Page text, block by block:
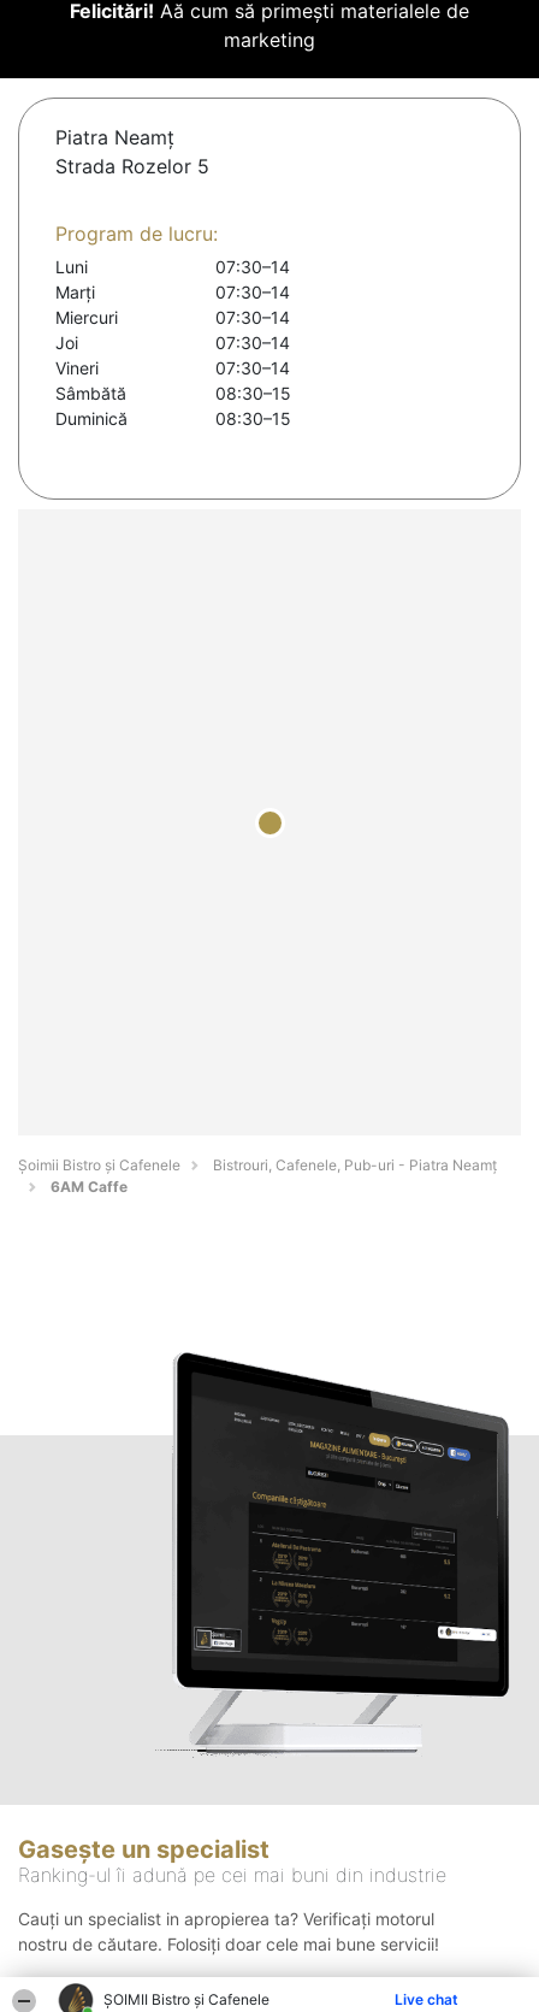
ȘOIMII Bistro și Cafenele Live chat
Felicitări! Aă cum să primești materialele de
marketing
Piatra Neamţ
Strada Rozelor 5
Program de lucru:
Luni
07:30–14
Marți
07:30–14
Miercuri
07:30–14
Joi
07:30–14
Vineri
07:30–14
Sâmbătă
08:30–15
Duminică
08:30–15
Șoimii Bistro și Cafenele
Bistrouri, Cafenele, Pub-uri - Piatra Neamţ
6AM Caffe
Gasește un specialist
Ranking-ul îi adună pe cei mai buni din industrie
Cauți un specialist in apropierea ta? Verificați motorul
nostru de căutare. Folosiți doar cele mai bune servicii!